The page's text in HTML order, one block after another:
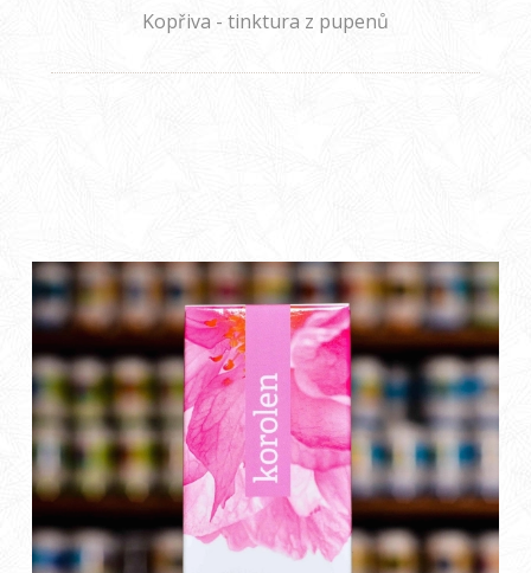
Kopřiva - tinktura z pupenů